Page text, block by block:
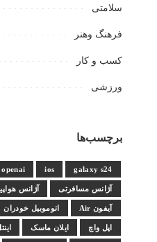
سلامتی
فرهنگ وهنر
کسب و کار
ورزشی
برچسب‌ها
galaxy s24
ios
openai
آژانس مسافرتی آژانس
آیفون Air اتوموبیل خودران
اپل واچ ایلان ماسک